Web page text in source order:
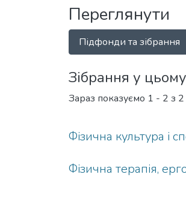
Переглянути
Підфонди та зібрання
Зібрання у
Зараз показуємо 1 - 2 з 2
Фізична культура і
Фізична терапія,